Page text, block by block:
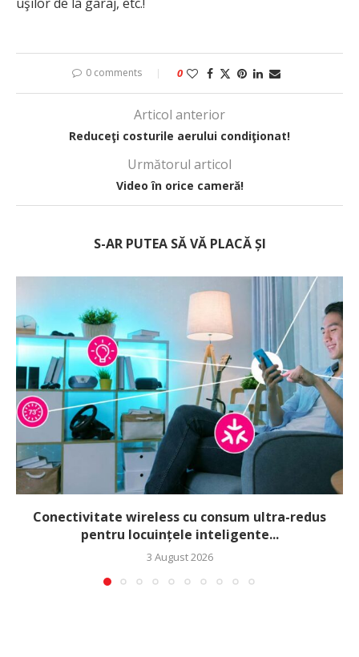
0 comments 0
Articol anterior
Reduceţi costurile aerului condiţionat!
Următorul articol
Video în orice cameră!
S-AR PUTEA SĂ VĂ PLACĂ ȘI
Conectivitate wireless cu consum ultra-redus
pentru locuințele inteligente...
3 August 2026